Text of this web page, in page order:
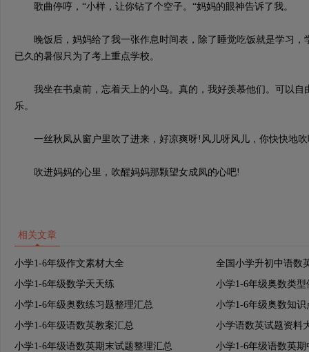
歌曲停哼，“小样，让你钻了个空子。“妈妈的眼神告诉了我。
晚饭后，妈妈给了我一张作息时间表，除了睡觉吃饭就是学习，
已久的暑假只为了考上重点学校。
我坐在书桌前，忘着天上的小鸟。真的，我好羡慕他们。可以自
乐。
一丝秋凤从窗户里吹了进来，好凉爽呀!风儿呀风儿，你快快地
吹进妈妈的心里，吹醒妈妈那颗望女成凤的心吧!
相关文章
小学1-6年级作文素材大全
全国小学升初中语数
小学1-6年级数学天天练
小学1-6年级奥数类
小学1-6年级奥数练习题整理汇总
小学1-6年级奥数知识
小学1-6年级语数英教案汇总
小学语数英试题资料
小学1-6年级语数英期末试题整理汇总
小学1-6年级语数英